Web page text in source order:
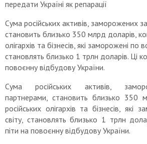
Сума російських активів, заморожених
становить близько 350 млрд доларів,
олігархів та бізнесів, які заморожені по
становлять близько 1 трлн доларів. Ці
повоєнну відбудову України.
Сума російських активів,
партнерами, становить близько 350
російських олігархів та бізнесів, які
світу, становлять близько 1 трлн
піти на повоєнну відбудову України.